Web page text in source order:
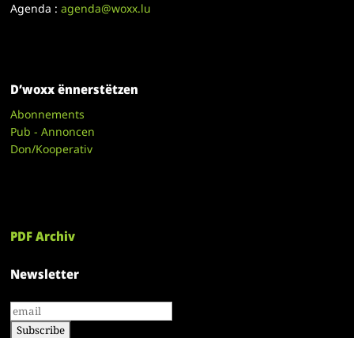
Agenda :agenda@woxx.lu
D’woxx ënnerstëtzen
Abonnements
Pub - Annoncen
Don/Kooperativ
PDF Archiv
Newsletter